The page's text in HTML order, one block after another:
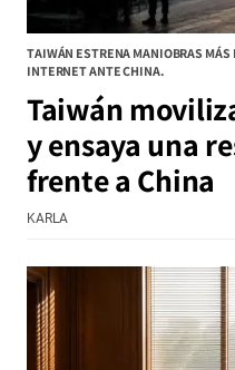
TAIWÁN ESTRENA MANIOBRAS MÁS
INTERNET ANTE CHINA.
Taiwán
y ensaya una
frente a China
KARLA